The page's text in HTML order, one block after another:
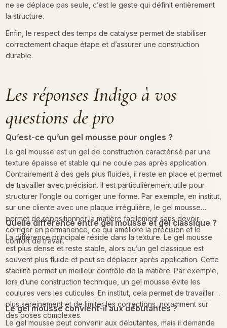
ne se déplace pas seule, c’est le geste qui définit entièrement
la structure.
Enfin, le respect des temps de catalyse permet de stabiliser
correctement chaque étape et d’assurer une construction
durable.
Les réponses Indigo à vos
questions de pro
Qu’est-ce qu’un gel mousse pour ongles ?
Le gel mousse est un gel de construction caractérisé par une
texture épaisse et stable qui ne coule pas après application.
Contrairement à des gels plus fluides, il reste en place et permet
de travailler avec précision. Il est particulièrement utile pour
structurer l’ongle ou corriger une forme. Par exemple, en institut,
sur une cliente avec une plaque irrégulière, le gel mousse
permet de repositionner la matière facilement sans devoir
corriger en permanence, ce qui améliore la précision et le
confort de travail.
Quelle différence entre gel mousse et gel classique ?
La différence principale réside dans la texture. Le gel mousse
est plus dense et reste stable, alors qu’un gel classique est
souvent plus fluide et peut se déplacer après application. Cette
stabilité permet un meilleur contrôle de la matière. Par exemple,
lors d’une construction technique, un gel mousse évite les
coulures vers les cuticules. En institut, cela permet de travailler
plus sereinement et de limiter les corrections, notamment sur
des poses complexes.
Le gel mousse convient-il aux débutantes ?
Le gel mousse peut convenir aux débutantes, mais il demande